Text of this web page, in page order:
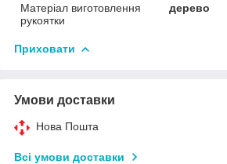
Матеріал виготовлення
рукоятки
дерево
Приховати
Умови доставки
Нова Пошта
Всі умови доставки